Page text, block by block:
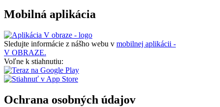
Mobilná aplikácia
Sledujte informácie z nášho webu v mobilnej aplikácii -
V OBRAZE.
Voľne k stiahnutiu:
Ochrana osobných údajov